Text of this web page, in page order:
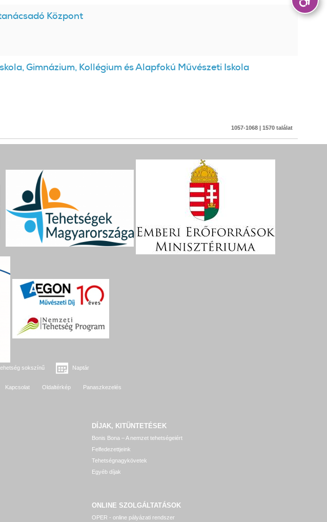
Központ
Gimnázium, Kollégium és Alapfokú Művészeti Iskola
1057-1068 | 1570 találat
sokszínű Naptár
Kapcsolat Oldaltérkép Panaszkezelés
DÍJAK, KITÜNTETÉSEK
Bonis Bona – A nemzet tehetségeiért
Felfedezettjeink
Tehetségnagykövetek
Egyéb díjak
ONLINE SZOLGÁLTATÁSOK
OPER - online pályázati rendszer